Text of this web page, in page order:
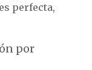
perfecta,
por